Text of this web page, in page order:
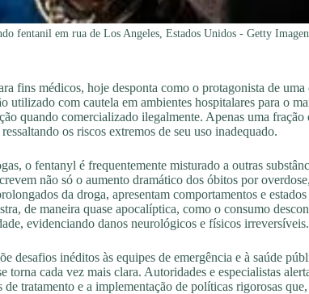
fentanil em rua de Los Angeles, Estados Unidos - Getty
fins médicos, hoje desponta como o protagonista de uma
utilizado com cautela em ambientes hospitalares para o
quando comercializado ilegalmente. Apenas uma fração
os riscos extremos de seu uso inadequado.
o fentanyl é frequentemente misturado a outras
não só o aumento dramático dos óbitos por
da droga, apresentam comportamentos e
de maneira quase apocalíptica, como o consumo
evidenciando danos neurológicos e físicos irreversíveis.
desafios inéditos às equipes de emergência e à saúde
torna cada vez mais clara. Autoridades e especialistas
tratamento e a implementação de políticas rigorosas